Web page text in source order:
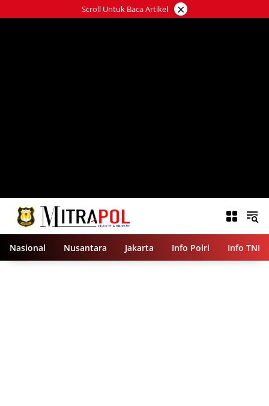
ke
Scroll Untuk Baca Artikel ×
Nasional Nusantara Jakarta Info Polri Info TNI